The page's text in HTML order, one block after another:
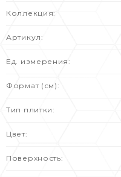
Коллекция:
Артикул:
Ед. измерения:
Формат (см):
Тип плитки:
Цвет:
Поверхность: